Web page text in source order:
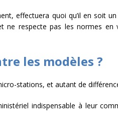
effectuera quoi qu’il en soit
ne respecte pas les normes en
les modèles ?
stations, et autant de
indispensable à leur